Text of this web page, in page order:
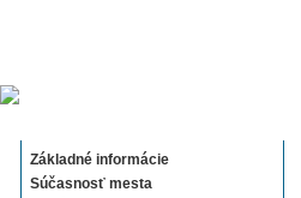
Základné informácie
Súčasnosť mesta